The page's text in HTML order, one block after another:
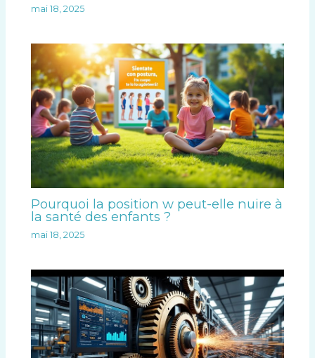
mai 18, 2025
Pourquoi la position w peut-elle nuire à
la santé des enfants ?
mai 18, 2025